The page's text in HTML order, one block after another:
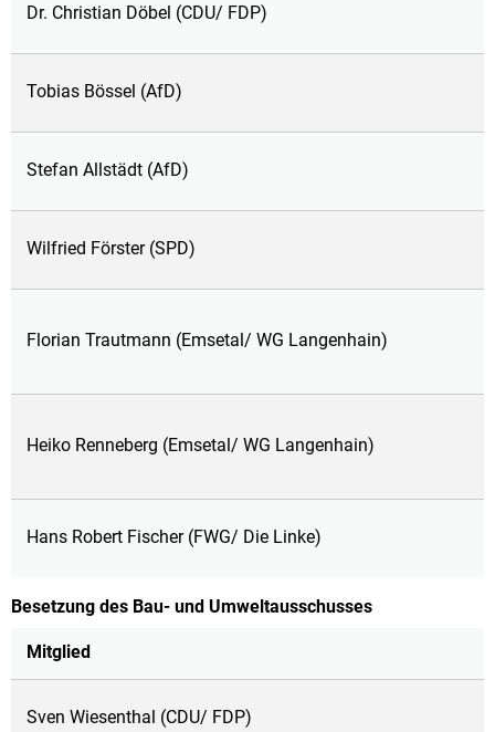
Dr. Christian Döbel (CDU/ FDP)
Tobias Bössel (AfD)
Stefan Allstädt (AfD)
Wilfried Förster (SPD)
Florian Trautmann (Emsetal/ WG Langenhain)
Heiko Renneberg (Emsetal/ WG Langenhain)
Hans Robert Fischer (FWG/ Die Linke)
Besetzung des Bau- und Umweltausschusses
Mitglied
Sven Wiesenthal (CDU/ FDP)